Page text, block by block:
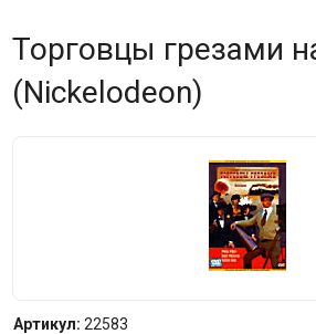
Торговцы грезами
(Nickelodeon)
Артикул: 22583